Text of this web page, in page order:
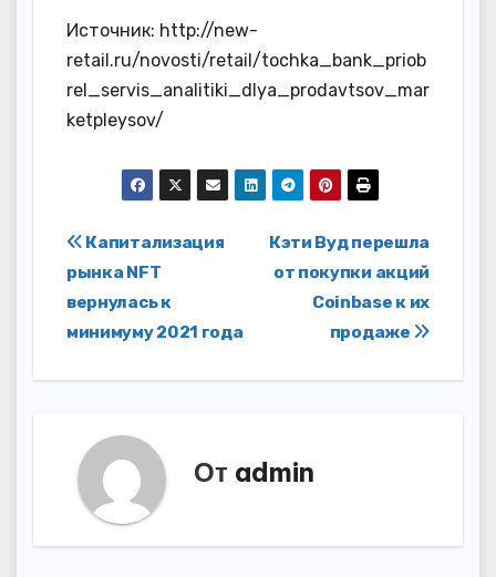
Источник: http://new-
retail.ru/novosti/retail/tochka_bank_priob
rel_servis_analitiki_dlya_prodavtsov_mar
ketpleysov/
Навигация
по
записям
Кэти Вуд перешла
от покупки акций
Coinbase к их
продаже
Капитализация
рынка NFT
вернулась к
минимуму 2021 года
От admin